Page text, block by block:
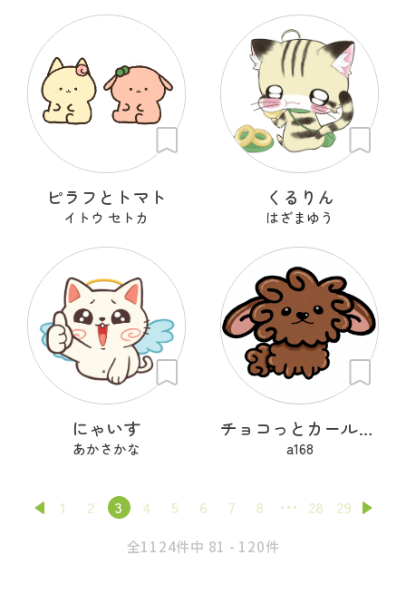
ピラフとトマト
イトウ セトカ
くるりん
はざまゆう
にゃいす
あかさかな
チョコっとカールちゃん
a168
1 2 3 4 5 6 7 8 28 29
全1124件中 81 - 120件